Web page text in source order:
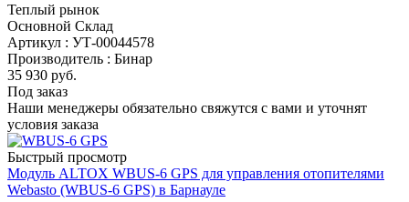
Теплый рынок
Основной Склад
Артикул : УТ-00044578
Производитель : Бинар
35 930 руб.
Под заказ
Наши менеджеры обязательно свяжутся с вами и уточнят
условия заказа
Быстрый просмотр
Модуль ALTOX WBUS-6 GPS для управления отопителями
Webasto (WBUS-6 GPS) в Барнауле